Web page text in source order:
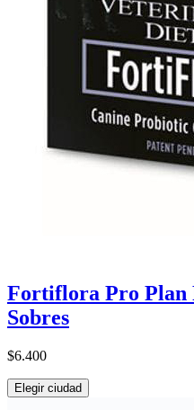
Fortiflora Pro Plan
Sobres
$6.400
Elegir ciudad